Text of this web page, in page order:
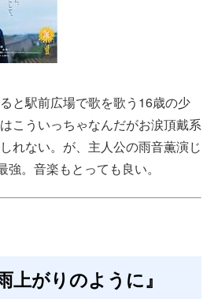
と駅前広場で歌を歌う16歳の少
こういっちゃなんだがお涙頂戴系
れない。が、主人公の雨音薫演じ
強。音楽もとっても良い。
上がりのように』